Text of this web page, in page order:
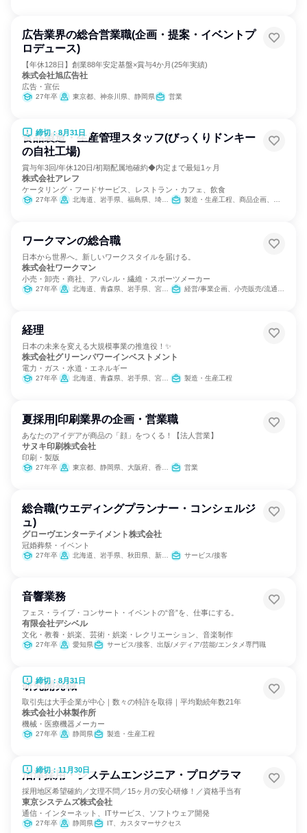
広告業界の総合営業職(企画・提案・イベントプ
ロデュース)
【年休128日】創業88年安定基盤×賞与4か月(25年実績)
株式会社旭広告社
広告・宣伝
27年卒 東京都、神奈川県、静岡県 営業
締切：8月31日
食品製造・生産管理スタッフ(びっくりドンキー
の自社工場)
賞与年3回/年休120日/初期配属地確約◆内定まで最短1ヶ月
株式会社アレフ
ケータリング・フードサービス、レストラン・カフェ、飲食
27年卒 北海道、岩手県、福島県、埼玉県、岐阜県、大阪府、福岡県 製造・生産工程、商品企画、SCM/生産管理/購買/物流
ワークマンの総合職
日本から世界へ。新しいワークスタイルを届ける。
株式会社ワークマン
小売・卸売・商社、アパレル・繊維・スポーツメーカー
27年卒 北海道、青森県、岩手県、宮城県、秋田県、山形県、福島県、茨城県、栃木県、群馬県、埼玉県、千葉県、東京都、神奈川県、新潟県、富山県、石川県、福井県、山梨県、長野県、岐阜県、静岡県、愛知県、三重県、滋賀県、京都府、大阪府、兵庫県、奈良県、和歌山県、鳥取県、島根県、岡山県、広島県、山口県、徳島県、香川県、愛媛県、高知県、福岡県、佐賀県、長崎県、熊本県、大分県、宮崎県、鹿児島県、沖縄県 経営/事業企画、小売販売/流通、人事、広報/IR、商品企画、マーケティング・広告・宣伝
経理
日本の未来を変える大規模事業の推進役！✨
株式会社グリーンパワーインベストメント
電力・ガス・水道・エネルギー
27年卒 北海道、青森県、岩手県、宮城県、千葉県、東京都、福井県、三重県、滋賀県、島根県、高知県、宮崎県、鹿児島県 製造・生産工程
夏採用|印刷業界の企画・営業職
あなたのアイデアが商品の「顔」をつくる！【法人営業】
サヌキ印刷株式会社
印刷・製版
27年卒 東京都、静岡県、大阪府、香川県、福岡県、宮崎県 営業
総合職(ウエディングプランナー・コンシェルジ
ュ)
グローヴエンターテイメント株式会社
冠婚葬祭・イベント
27年卒 北海道、岩手県、秋田県、新潟県、岐阜県 サービス/接客
音響業務
フェス・ライブ・コンサート・イベントの“音”を、仕事にする。
有限会社デシベル
文化・教養・娯楽、芸術・娯楽・レクリエーション、音楽制作
27年卒 愛知県 サービス/接客、出版/メディア/芸能/エンタメ専門職
締切：8月31日
研究開発職
取引先は大手企業が中心｜数々の特許を取得｜平均勤続年数21年
株式会社小林製作所
機械・医療機器メーカー
27年卒 静岡県 製造・生産工程
締切：11月30日
沼津採用・システムエンジニア・プログラマ
採用地区希望確約／文理不問／15ヶ月の安心研修！／資格手当有
東京システムズ株式会社
通信・インターネット、ITサービス、ソフトウェア開発
27年卒 静岡県 IT、カスタマーサクセス